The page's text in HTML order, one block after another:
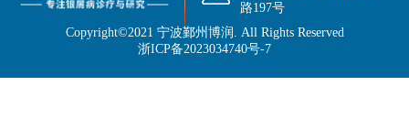
路197号
Copyright©2021 宁波鄞州博润 . All Rights Reserved
浙ICP备2023034740号-7